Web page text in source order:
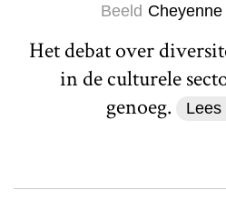
Beeld
Het debat over
in de culturele
genoeg.
Lees